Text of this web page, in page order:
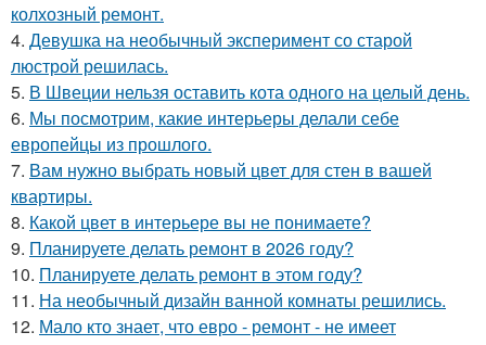
колхозный ремонт.
4. Девушка на необычный эксперимент со старой
люстрой решилась.
5. В Швеции нельзя оставить кота одного на целый день.
6. Мы посмотрим, какие интерьеры делали себе
европейцы из прошлого.
7. Вам нужно выбрать новый цвет для стен в вашей
квартиры.
8. Какой цвет в интерьере вы не понимаете?
9. Планируете делать ремонт в 2026 году?
10. Планируете делать ремонт в этом году?
11. На необычный дизайн ванной комнаты решились.
12. Мало кто знает, что евро - ремонт - не имеет